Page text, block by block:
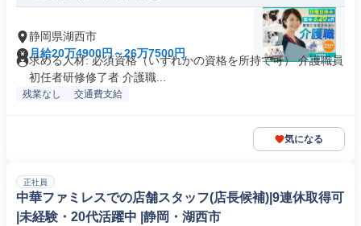
静岡県湖西市
月給20万4900円～26万7500円
求める人材: 必須資格（いずれかの資格を所持で可） 介護職員
初任者研修修了者 介護職...
残業なし 交通費支給
気になる
正社員
中華ファミレスでの店舗スタッフ(店長候補)|9連休取得可
|未経験・20代活躍中 |静岡・湖西市